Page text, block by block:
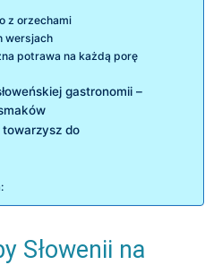
z orzechami
wersjach
potrawa na każdą porę
gastronomii –
towarzysz do
Słowenii na